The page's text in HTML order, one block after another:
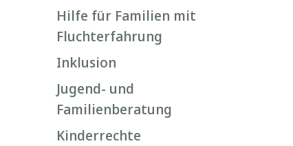
Hilfe für Familien mit
Fluchterfahrung
Inklusion
Jugend- und
Familienberatung
Kinderrechte